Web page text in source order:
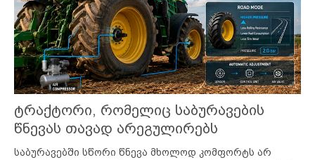
ტრაქტორი, რომელიც საბურავების
წნევას თავად არეგულირებს
საბურავებში სწორი წნევა მხოლოდ კომფორტს არ